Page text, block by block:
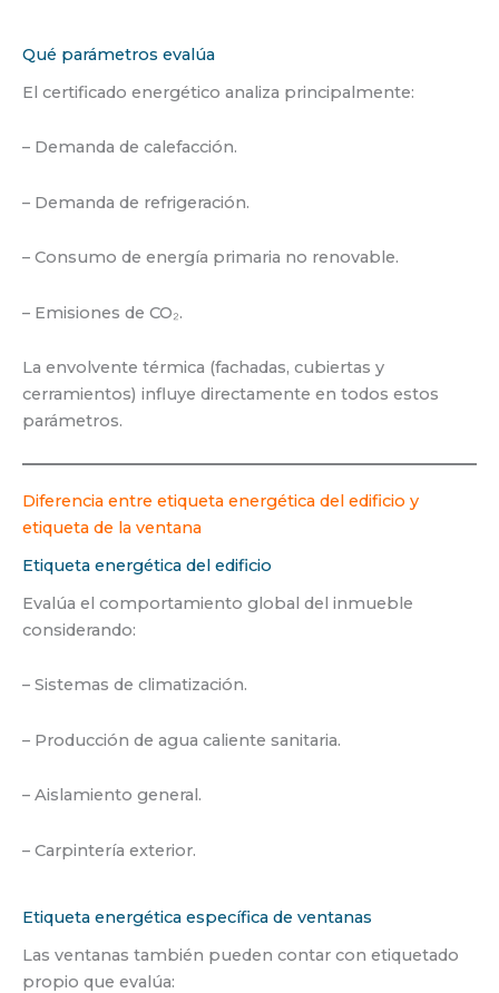
Qué parámetros evalúa
El certificado energético analiza principalmente:
– Demanda de calefacción.
– Demanda de refrigeración.
– Consumo de energía primaria no renovable.
– Emisiones de CO₂.
La envolvente térmica (fachadas, cubiertas y
cerramientos) influye directamente en todos estos
parámetros.
Diferencia entre etiqueta energética del edificio y
etiqueta de la ventana
Etiqueta energética del edificio
Evalúa el comportamiento global del inmueble
considerando:
– Sistemas de climatización.
– Producción de agua caliente sanitaria.
– Aislamiento general.
– Carpintería exterior.
Etiqueta energética específica de ventanas
Las ventanas también pueden contar con etiquetado
propio que evalúa: